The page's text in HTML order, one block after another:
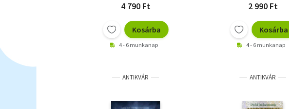
4 790 Ft
Kosárba
4 - 6 munkanap
2 990 Ft
Kosárba
4 - 6 munkanap
ANTIKVÁR ANTIKVÁR